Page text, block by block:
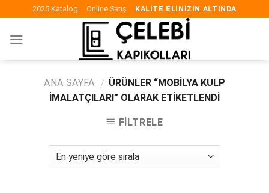
to
content
2025 Katalog Online Satış KALITE ELINIZIN ALTINDA
ANA SAYFA / ÜRÜNLER “MOBILYA KULP
IMALATÇILARI” OLARAK ETIKETLENDI
FILTRELE